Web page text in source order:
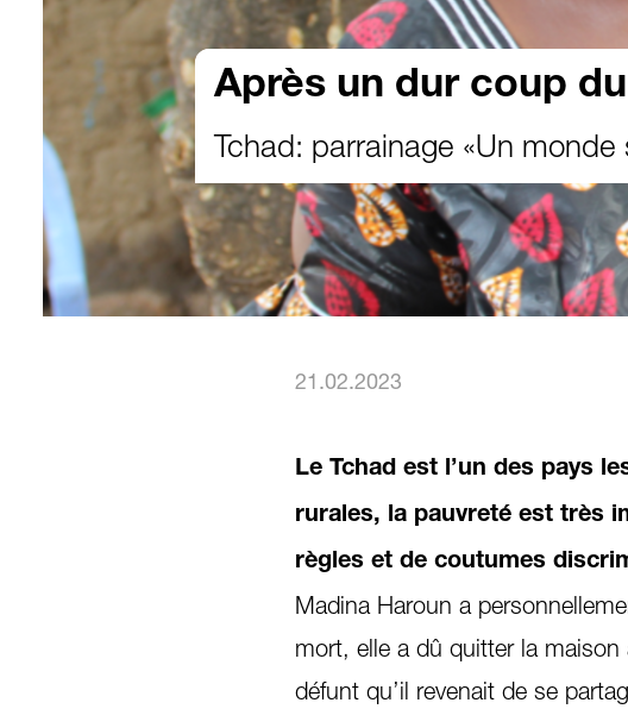
Après un dur coup
Tchad: parrainage «Un monde
21.02.2023
Le Tchad est l’un des pays
rurales, la pauvreté est très
règles et de coutumes
Madina Haroun a
mort, elle a dû quitter la
défunt qu’il revenait de se